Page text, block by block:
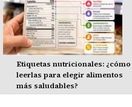
Etiquetas nutricionales: ¿cómo
leerlas para elegir alimentos
más saludables?